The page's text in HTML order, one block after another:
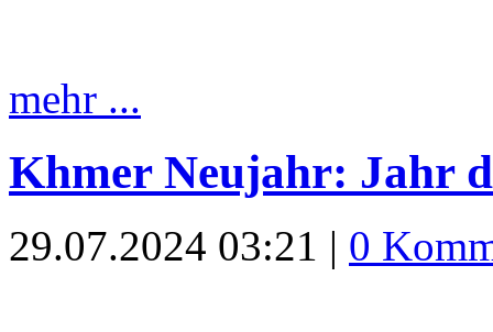
mehr ...
Khmer Neujahr: Jahr
29.07.2024 03:21 | 0